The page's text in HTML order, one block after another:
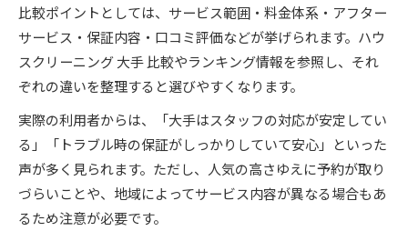
比較ポイントとしては、サービス範囲・料金体系・アフター
サービス・保証内容・口コミ評価などが挙げられます。ハウ
スクリーニング 大手 比較やランキング情報を参照し、それ
ぞれの違いを整理すると選びやすくなります。
実際の利用者からは、「大手はスタッフの対応が安定してい
る」「トラブル時の保証がしっかりしていて安心」といった
声が多く見られます。ただし、人気の高さゆえに予約が取り
づらいことや、地域によってサービス内容が異なる場合もあ
るため注意が必要です。